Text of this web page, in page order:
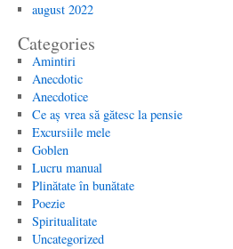
august 2022
Categories
Amintiri
Anecdotic
Anecdotice
Ce aș vrea să gătesc la pensie
Excursiile mele
Goblen
Lucru manual
Plinătate în bunătate
Poezie
Spiritualitate
Uncategorized